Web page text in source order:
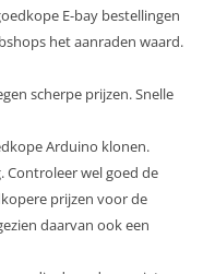
E-bay bestellingen
het aanraden waard.
scherpe prijzen. Snelle
Arduino klonen.
Controleer wel goed de
prijzen voor de
daarvan ook een